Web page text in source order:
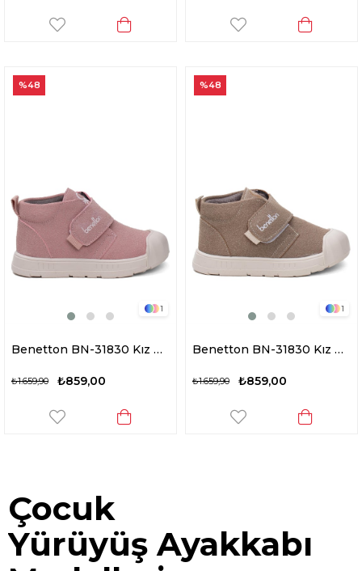
1
Benetton BN-31830 Kız Çocuk Yürüyüş Ayakkabısı Pudra
₺859,00
₺1.659,90
%48
1
Benetton BN-31830 Kız Çocuk Yürüyüş Ayakkabısı Bej
₺859,00
₺1.659,90
%48
Çocuk
Yürüyüş Ayakkabı